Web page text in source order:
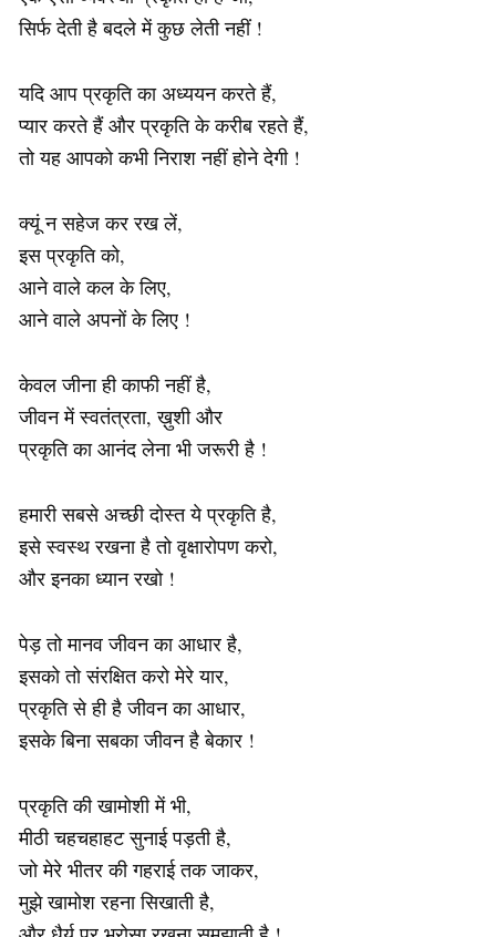
सिर्फ देती है बदले में कुछ लेती नहीं !
यदि आप प्रकृति का अध्ययन करते हैं,
प्यार करते हैं और प्रकृति के करीब रहते हैं,
तो यह आपको कभी निराश नहीं होने देगी !
क्यूं न सहेज कर रख लें,
इस प्रकृति को,
आने वाले कल के लिए,
आने वाले अपनों के लिए !
केवल जीना ही काफी नहीं है,
जीवन में स्वतंत्रता, ख़ुशी और
प्रकृति का आनंद लेना भी जरूरी है !
हमारी सबसे अच्छी दोस्त ये प्रकृति है,
इसे स्वस्थ रखना है तो वृक्षारोपण करो,
और इनका ध्यान रखो !
पेड़ तो मानव जीवन का आधार है,
इसको तो संरक्षित करो मेरे यार,
प्रकृति से ही है जीवन का आधार,
इसके बिना सबका जीवन है बेकार !
प्रकृति की खामोशी में भी,
मीठी चहचहाहट सुनाई पड़ती है,
जो मेरे भीतर की गहराई तक जाकर,
मुझे खामोश रहना सिखाती है,